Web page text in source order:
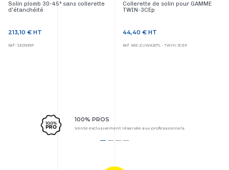
Solin plomb 30-45° sans collerette
d'étanchéité
Prix
213,10 € HT
Ref : SED939P
Collerette de solin pour GAMME
TWIN-3CEp
Prix
44,40 € HT
Ref : 665-ZUWA307L - TWIN-3CEP
100% PROS
Vente exclusivement réservée aux professionnels